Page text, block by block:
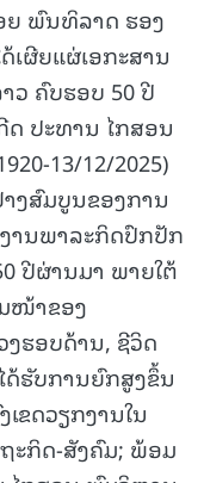
ຍ ພົນທິລາດ ຮອງ
ຜີຍແຜ່ເອກະສານ
ວ ຄົບຮອບ 50 ປີ
ດ ປະທານ ໄກສອນ
13/12/2025)
າງສົມບູນຂອງການ
ານພາລະກິດປົກປັກ
ປີຜ່ານມາ ພາຍໃຕ້
ໜ້າຂອງ
ຮອບດ້ານ, ຊີວິດ
ດ້ຮັບການຍົກສູງຂຶ້ນ
ຂດວຽກງານໃນ
ະກິດ-ສັງຄົມ; ພ້ອມ